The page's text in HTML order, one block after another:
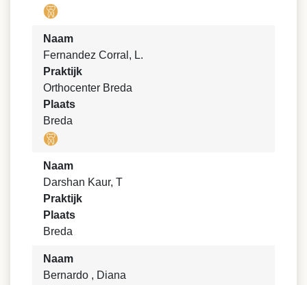
Naam
Fernandez Corral, L.
Praktijk
Orthocenter Breda
Plaats
Breda
Naam
Darshan Kaur, T
Praktijk
Plaats
Breda
Naam
Bernardo , Diana